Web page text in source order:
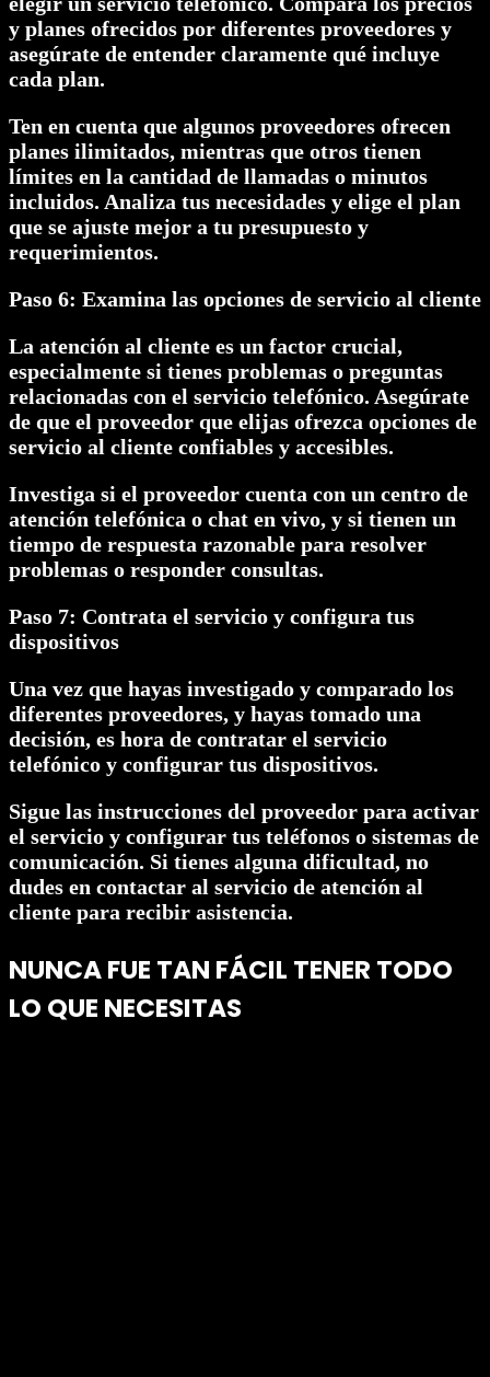
y planes ofrecidos por diferentes proveedores y
asegúrate de entender claramente qué incluye
cada plan.
Ten en cuenta que algunos proveedores ofrecen
planes ilimitados, mientras que otros tienen
límites en la cantidad de llamadas o minutos
incluidos. Analiza tus necesidades y elige el plan
que se ajuste mejor a tu presupuesto y
requerimientos.
Paso 6: Examina las opciones de servicio al cliente
La atención al cliente es un factor crucial,
especialmente si tienes problemas o preguntas
relacionadas con el servicio telefónico. Asegúrate
de que el proveedor que elijas ofrezca opciones de
servicio al cliente confiables y accesibles.
Investiga si el proveedor cuenta con un centro de
atención telefónica o chat en vivo, y si tienen un
tiempo de respuesta razonable para resolver
problemas o responder consultas.
Paso 7: Contrata el servicio y configura tus
dispositivos
Una vez que hayas investigado y comparado los
diferentes proveedores, y hayas tomado una
decisión, es hora de contratar el servicio
telefónico y configurar tus dispositivos.
Sigue las instrucciones del proveedor para activar
el servicio y configurar tus teléfonos o sistemas de
comunicación. Si tienes alguna dificultad, no
dudes en contactar al servicio de atención al
cliente para recibir asistencia.
NUNCA FUE TAN FÁCIL TENER TODO
LO QUE NECESITAS